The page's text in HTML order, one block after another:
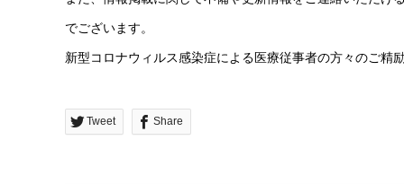
でございます。
新型コロナウィルス感染症による医療従事者の方々のご精
Tweet Share